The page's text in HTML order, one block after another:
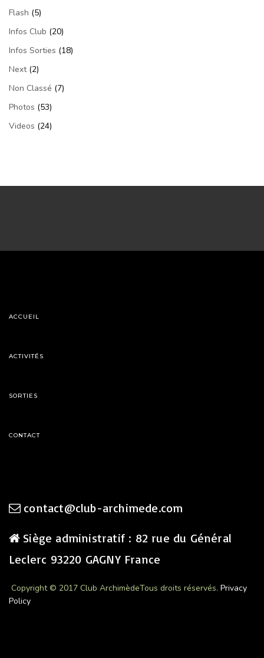
Flash (5)
Infos Club (20)
Infos Sorties (18)
Next(2)
Non Classé (7)
Photos (53)
Videos (24)
ACCUEIL
ACTIVITÉS
SORTIES
CONTACT
contact@club-archimede.com
Siège administratif : 82 rue du Général
Leclerc 93220 GAGNY France
Copyright © 2017 Club ArchimèdeTous droits réservés. Privacy
Policy